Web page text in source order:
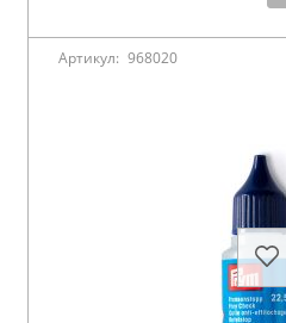
Артикул: 968020